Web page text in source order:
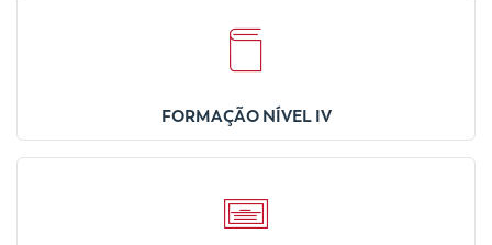
FORMAÇÃO NÍVEL IV